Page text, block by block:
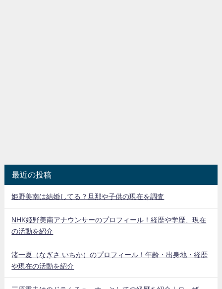
最近の投稿
姫野美南は結婚してる？旦那や子供の現在を調査
NHK姫野美南アナウンサーのプロフィール！経歴や学歴、現在
の活動を紹介
渚一夏（なぎさ いちか）のプロフィール！年齢・出身地・経歴
や現在の活動を紹介